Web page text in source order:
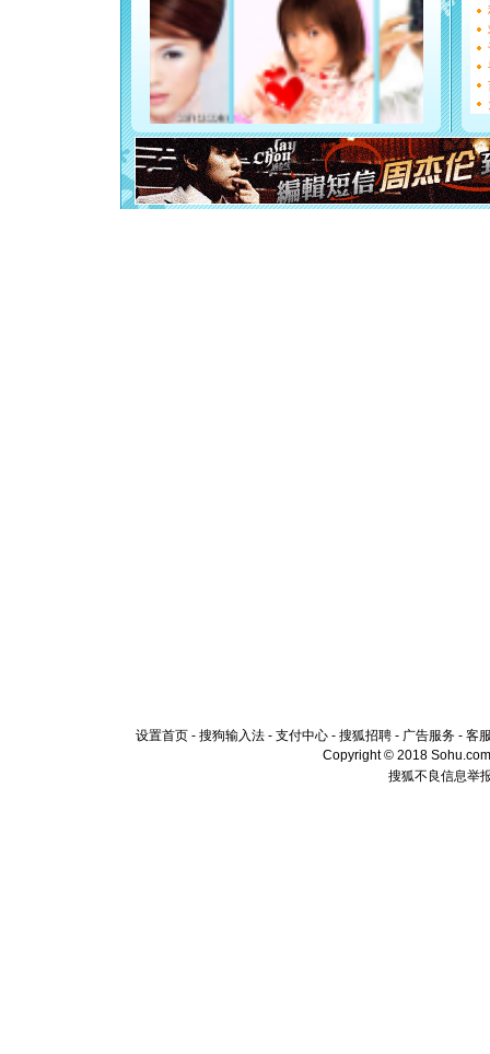
[元旦]
如
起；二
离。水
[元旦]
当
泣，这
卖了。
[春节]
颜！冬去
道一声平
[春节]传
片叶子是
送你一棵
设置首页 - 搜狗输入法 - 支付中心 - 搜狐招聘 - 广告服务 - 客
Copyright © 2018
搜狐不良信息举